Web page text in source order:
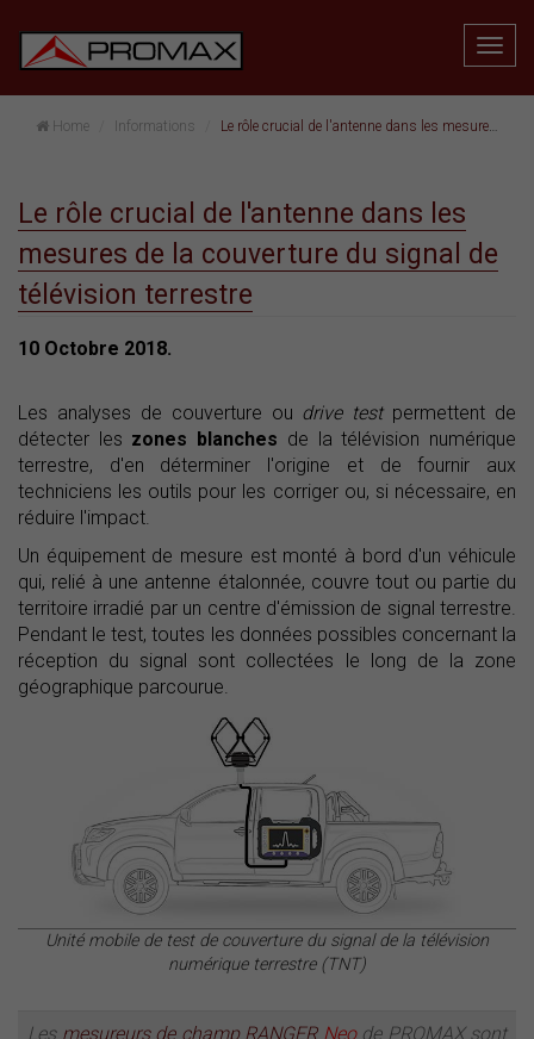
Home Informations Le rôle crucial de l'antenne dans les mesures de la couverture du signal de télévision terrestre
Le rôle crucial de l'antenne dans les
mesures de la couverture du signal de
télévision terrestre
10 Octobre 2018.
Les analyses de couverture ou drive testpermettent de
détecter les zones blanches de la télévision numérique
terrestre, d'en déterminer l'origine et de fournir aux
techniciens les outils pour les corriger ou, si nécessaire, en
réduire l'impact.
Un équipement de mesure est monté à bord d'un véhicule
qui, relié à une antenne étalonnée, couvre tout ou partie du
territoire irradié par un centre d'émission de signal terrestre.
Pendant le test, toutes les données possibles concernant la
réception du signal sont collectées le long de la zone
géographique parcourue.
Unité mobile de test de couverture du signal de la télévision
numérique terrestre (TNT)
Les mesureurs de champ RANGER Neode PROMAX sont